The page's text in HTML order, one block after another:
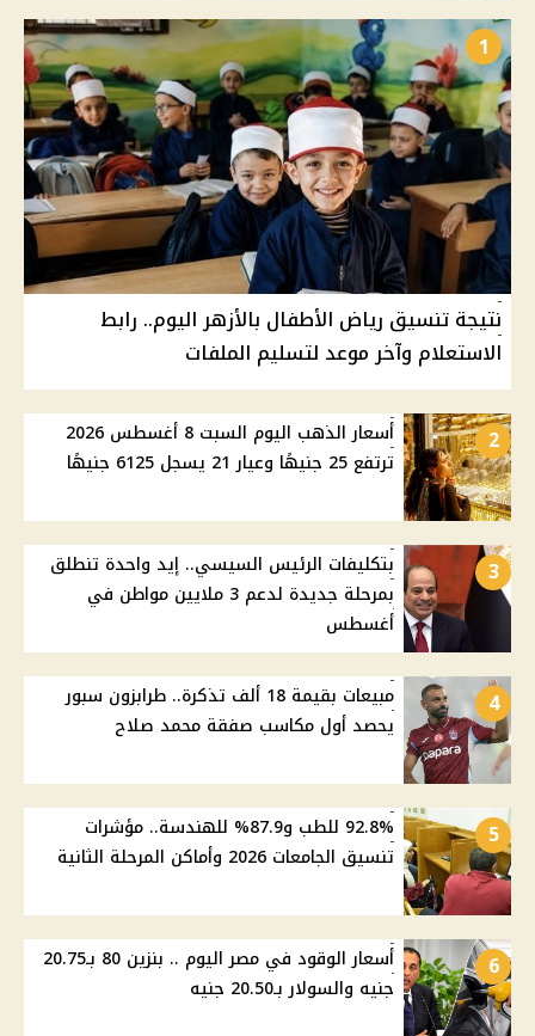
1
نتيجة تنسيق رياض الأطفال بالأزهر اليوم.. رابط
الاستعلام وآخر موعد لتسليم الملفات
2
أسعار الذهب اليوم السبت 8 أغسطس 2026
ترتفع 25 جنيهًا وعيار 21 يسجل 6125 جنيهًا
3
بتكليفات الرئيس السيسي.. إيد واحدة تنطلق
بمرحلة جديدة لدعم 3 ملايين مواطن في
أغسطس
4
مبيعات بقيمة 18 ألف تذكرة.. طرابزون سبور
يحصد أول مكاسب صفقة محمد صلاح
5
92.8% للطب و87.9% للهندسة.. مؤشرات
تنسيق الجامعات 2026 وأماكن المرحلة الثانية
6
أسعار الوقود في مصر اليوم .. بنزين 80 بـ20.75
جنيه والسولار بـ20.50 جنيه